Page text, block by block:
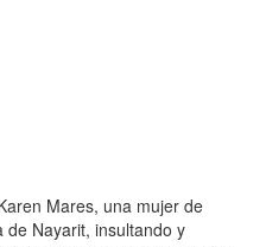
Mares, una mujer de
de Nayarit, insultando y